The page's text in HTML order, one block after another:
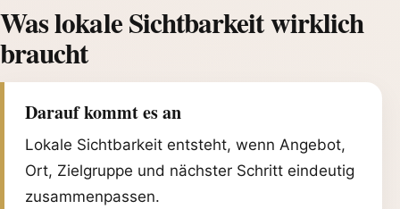
Was lokale Sichtbarkeit wirklich
braucht
Darauf kommt es an
Lokale Sichtbarkeit entsteht, wenn Angebot,
Ort, Zielgruppe und nächster Schritt eindeutig
zusammenpassen.